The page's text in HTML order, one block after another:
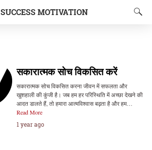
SUCCESS MOTIVATION
सकारात्मक सोच विकसित करें
सकारात्मक सोच विकसित करना जीवन में सफलता और
खुशहाली की कुंजी है। जब हम हर परिस्थिति में अच्छा देखने की
आदत डालते हैं, तो हमारा आत्मविश्वास बढ़ता है और हम…
Read More
1 year ago